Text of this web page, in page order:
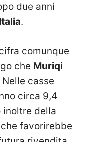
due anni
Italia.
comunque
che Muriqi
casse
circa 9,4
inoltre della
favorirebbe